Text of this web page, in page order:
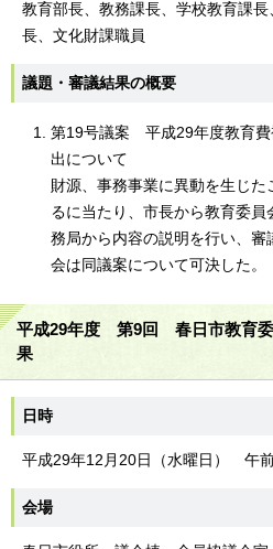
教育部長、教務課長、学校教育課
長、文化財課職員
議題・審議結果の概要
第19号議案 平成29年度教育費
出について
財源、事務事業に異動を生じ
るに当たり、市長から教育委
務局から内容の説明を行い、審
会は同議案について可決した。
平成29年度 第9回 春日市教育
果
日時
平成29年12月20日（水曜日） 午
会場